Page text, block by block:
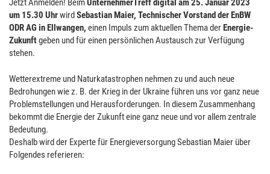
um 15.30 UhrwirdSebastian Maier, Technischer Vorstand der EnBW
ODR AG in Ellwangen, einen Impuls zum aktuellen Thema derEnergie-
Zukunftgeben und für einen persönlichen Austausch zur Verfügung
stehen.
Wetterextreme und Naturkatastrophen nehmen zu und auch neue
Bedrohungen wie z. B. der Krieg in der Ukraine führen uns vor ganz neue
Problemstellungen und Herausforderungen. In diesem Zusammenhang
bekommt die Energie der Zukunft eine ganz neue und vor allem zentrale
Bedeutung.
Deshalb wird der Experte für Energieversorgung Sebastian Maier über
Folgendes referieren: